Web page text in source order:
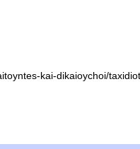
kai-dikaioychoi/